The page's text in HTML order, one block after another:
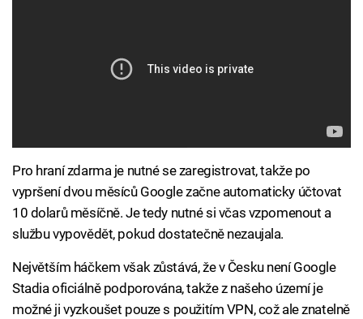
Pro hraní zdarma je nutné se zaregistrovat, takže po
vypršení dvou měsíců Google začne automaticky účtovat
10 dolarů měsíčně. Je tedy nutné si včas vzpomenout a
službu vypovědět, pokud dostatečně nezaujala.
Největším háčkem však zůstává, že v Česku není Google
Stadia oficiálně podporována, takže z našeho území je
možné ji vyzkoušet pouze s použitím VPN, což ale znatelně